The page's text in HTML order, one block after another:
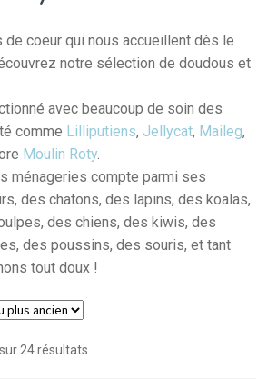
de coeur qui nous accueillent dès le
notre sélection de doudous et
avec beaucoup de soin des
comme Lilliputiens, Jellycat, Maileg,
Moulin Roty.
ménageries compte parmi ses
des chatons, des lapins, des koalas,
des chiens, des kiwis, des
des poussins, des souris, et tant
tout doux !
24 résultatsTrié